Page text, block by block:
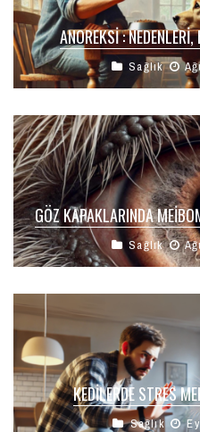
ANOREKSİ :
Sağlık
GÖZ KAPAKLARINDA
Sağlık
KEDILERDE STRES
Sağlık